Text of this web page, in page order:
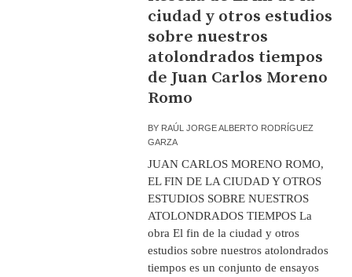
ciudad y otros estudios
sobre nuestros
atolondrados tiempos
de Juan Carlos Moreno
Romo
BY RAÚL JORGE ALBERTO RODRÍGUEZ
GARZA
JUAN CARLOS MORENO ROMO,
EL FIN DE LA CIUDAD Y OTROS
ESTUDIOS SOBRE NUESTROS
ATOLONDRADOS TIEMPOS La
obra El fin de la ciudad y otros
estudios sobre nuestros atolondrados
tiempos es un conjunto de ensayos